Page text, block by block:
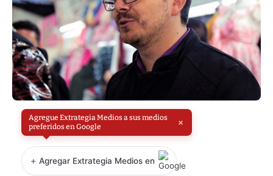
Agregue Extrategia Medios a sus medios
preferidos en Google
×
+ Agregar Extrategia Medios en